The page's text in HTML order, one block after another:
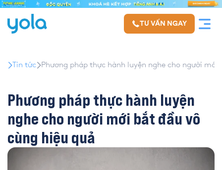
TƯ VẤN NGAY
Tin tức Phương pháp thực hành luyện nghe cho người mới
Phương pháp thực hành luyện
nghe cho người mới bắt đầu vô
cùng hiệu quả